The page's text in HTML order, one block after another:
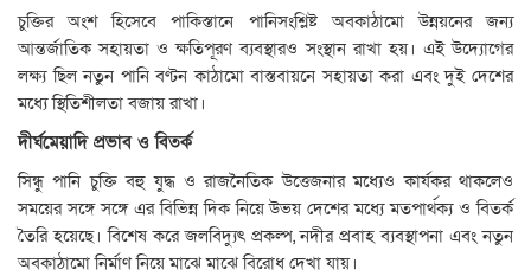
চুক্তির অংশ হিসেবে পাকিস্তানে পানিসংশ্লিষ্ট অবকাঠামো উন্নয়নের জন্য
আন্তর্জাতিক সহায়তা ও ক্ষতিপূরণ ব্যবস্থারও সংস্থান রাখা হয়। এই উদ্যোগের
লক্ষ্য ছিল নতুন পানি বণ্টন কাঠামো বাস্তবায়নে সহায়তা করা এবং দুই দেশের
মধ্যে স্থিতিশীলতা বজায় রাখা।
দীর্ঘমেয়াদি প্রভাব ও বিতর্ক
সিন্ধু পানি চুক্তি বহু যুদ্ধ ও রাজনৈতিক উত্তেজনার মধ্যেও কার্যকর থাকলেও
সময়ের সঙ্গে সঙ্গে এর বিভিন্ন দিক নিয়ে উভয় দেশের মধ্যে মতপার্থক্য ও বিতর্ক
তৈরি হয়েছে। বিশেষ করে জলবিদ্যুৎ প্রকল্প, নদীর প্রবাহ ব্যবস্থাপনা এবং নতুন
অবকাঠামো নির্মাণ নিয়ে মাঝে মাঝে বিরোধ দেখা যায়।